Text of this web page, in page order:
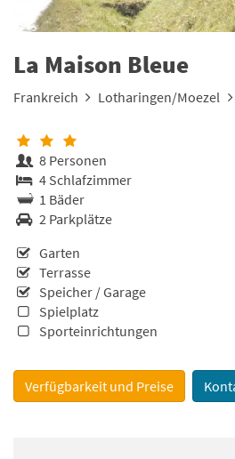
La Maison Bleue
Frankreich Lotharingen/Moezel
8 Personen
4 Schlafzimmer
1 Bäder
2 Parkplätze
Garten
Terrasse
Speicher / Garage
Spielplatz
Sporteinrichtungen
Verfügbarkeit und Preise